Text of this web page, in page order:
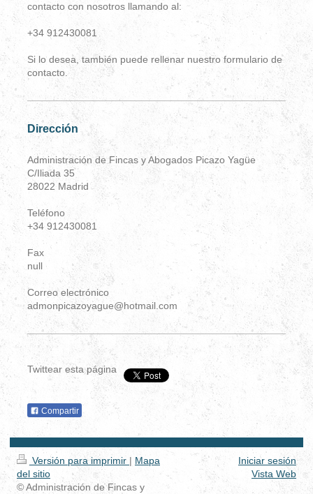
contacto con nosotros llamando al:
+34 912430081
Si lo desea, también puede rellenar nuestro formulario de
contacto.
Dirección
Administración de Fincas y Abogados Picazo Yagüe
C/Iliada 35
28022 Madrid
Teléfono
+34 912430081
Fax
null
Correo electrónico
admonpicazoyague@hotmail.com
Twittear esta página
Compartir
Versión para imprimir | Mapa
del sitio
© Administración de Fincas y
Iniciar sesión
Vista Web